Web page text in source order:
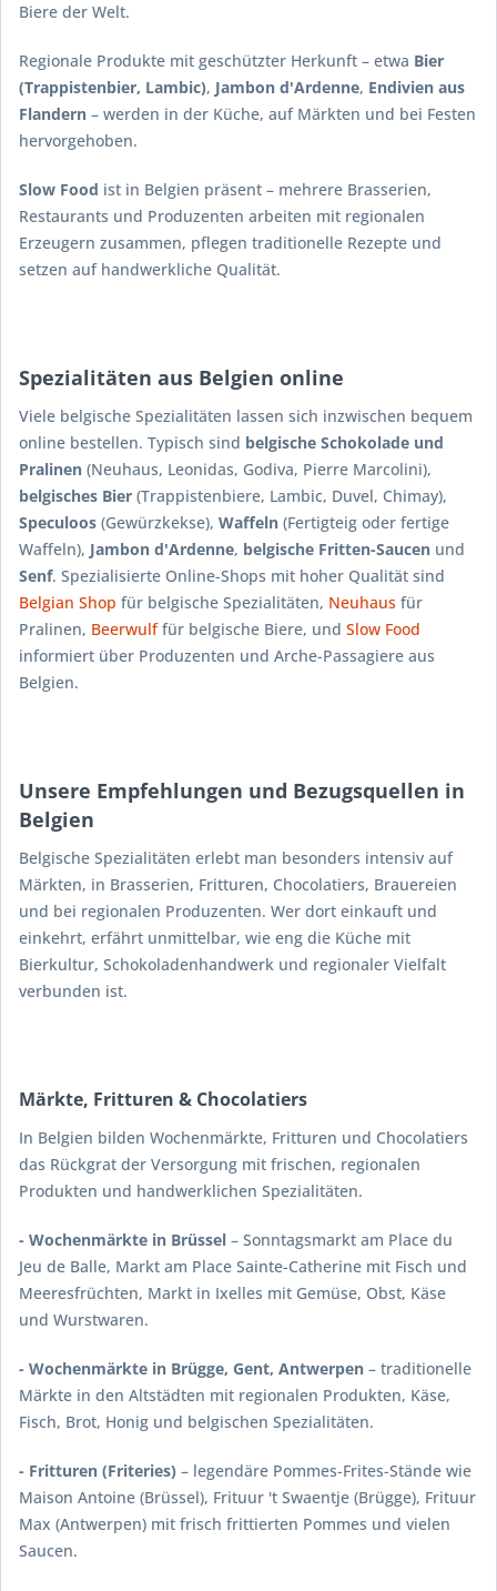
Biere der Welt.
Regionale Produkte mit geschützter Herkunft – etwa Bier
(Trappistenbier, Lambic), Jambon d'Ardenne, Endivien aus
Flandern – werden in der Küche, auf Märkten und bei Festen
hervorgehoben.
Slow Food ist in Belgien präsent – mehrere Brasserien,
Restaurants und Produzenten arbeiten mit regionalen
Erzeugern zusammen, pflegen traditionelle Rezepte und
setzen auf handwerkliche Qualität.
Spezialitäten aus Belgien online
Viele belgische Spezialitäten lassen sich inzwischen bequem
online bestellen. Typisch sind belgische Schokolade und
Pralinen (Neuhaus, Leonidas, Godiva, Pierre Marcolini),
belgisches Bier (Trappistenbiere, Lambic, Duvel, Chimay),
Speculoos (Gewürzkekse), Waffeln (Fertigteig oder fertige
Waffeln), Jambon d'Ardenne, belgische Fritten-Saucen und
Senf. Spezialisierte Online-Shops mit hoher Qualität sind
Belgian Shop für belgische Spezialitäten, Neuhaus für
Pralinen, Beerwulffür belgische Biere, und Slow Food
informiert über Produzenten und Arche-Passagiere aus
Belgien.
Unsere Empfehlungen und Bezugsquellen in
Belgien
Belgische Spezialitäten erlebt man besonders intensiv auf
Märkten, in Brasserien, Fritturen, Chocolatiers, Brauereien
und bei regionalen Produzenten. Wer dort einkauft und
einkehrt, erfährt unmittelbar, wie eng die Küche mit
Bierkultur, Schokoladenhandwerk und regionaler Vielfalt
verbunden ist.
Märkte, Fritturen & Chocolatiers
In Belgien bilden Wochenmärkte, Fritturen und Chocolatiers
das Rückgrat der Versorgung mit frischen, regionalen
Produkten und handwerklichen Spezialitäten.
- Wochenmärkte in Brüssel – Sonntagsmarkt am Place du
Jeu de Balle, Markt am Place Sainte-Catherine mit Fisch und
Meeresfrüchten, Markt in Ixelles mit Gemüse, Obst, Käse
und Wurstwaren.
- Wochenmärkte in Brügge, Gent, Antwerpen – traditionelle
Märkte in den Altstädten mit regionalen Produkten, Käse,
Fisch, Brot, Honig und belgischen Spezialitäten.
- Fritturen (Friteries) – legendäre Pommes-Frites-Stände wie
Maison Antoine (Brüssel), Frituur 't Swaentje (Brügge), Frituur
Max (Antwerpen) mit frisch frittierten Pommes und vielen
Saucen.